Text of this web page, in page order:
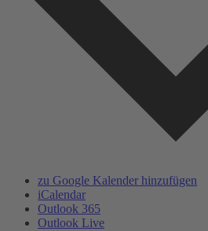
zu Google Kalender hinzufügen
iCalendar
Outlook 365
Outlook Live